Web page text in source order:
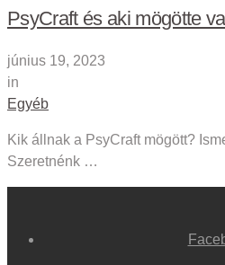
PsyCraft és aki mögötte
június 19, 2023
in
Egyéb
Kik állnak a PsyCraft mögött?
Szeretnénk …